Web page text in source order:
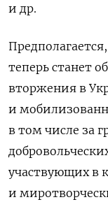
и др.
теперь станет
вторжения в
и
в том числе за
участвующих в
и